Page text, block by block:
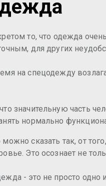
то, что одежда
для других
на спецодежду
значительную часть
нормально
сказать так, от
Это осознает не
- это не просто